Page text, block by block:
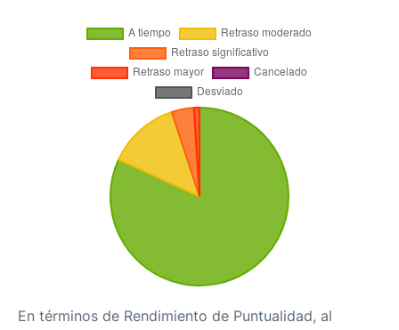
En términos de Rendimiento de Puntualidad, al